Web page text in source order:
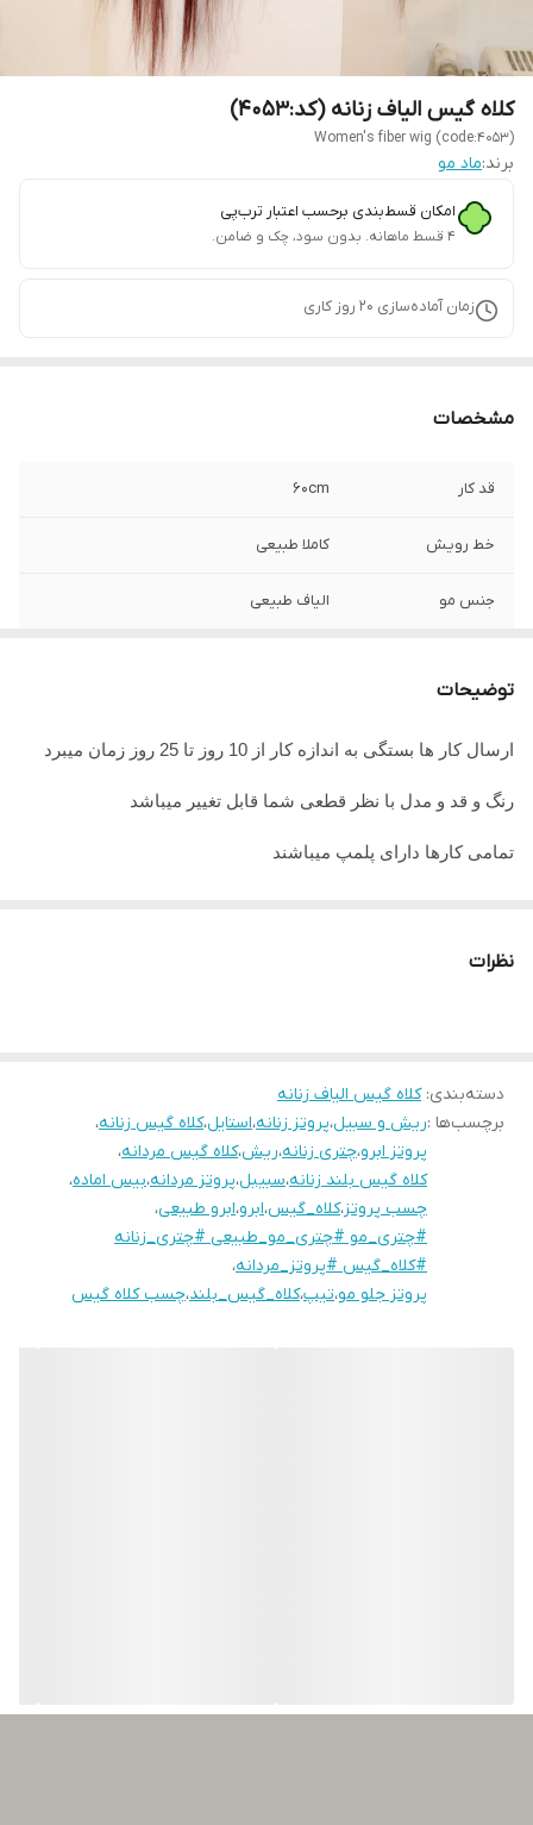
کلاه گیس الیاف زنانه (کد:4053)
Women's fiber wig (code:4053)
برند:ماد مو
امکان قسط‌بندی برحسب اعتبار ترب‌پی
۴ قسط ماهانه. بدون سود، چک و ضامن.
زمان آماده‌سازی 20 روز کاری
مشخصات
قد کار ۶۰cm
خط رویش کاملا طبیعی
جنس مو الیاف طبیعی
توضیحات
ارسال کار ها بستگی به اندازه کار از 10 روز تا 25 روز زمان میبرد
رنگ و قد و مدل با نظر قطعی شما قابل تغییر میباشد
تمامی کارها دارای پلمپ میباشند
در صورت داشتن سوال میتوانید از پشتیبان های ما راهنمایی دریافت
لطفا در گرفتن سریع کار عجله نفرمایید
نظرات
دسته‌بندی:کلاه گیس الیاف زنانه
برچسب‌ها :ریش و سبیل،پروتز زنانه،استایل،کلاه گیس زنانه،
پروتز ابرو،چتری زنانه،ریش،کلاه گیس مردانه،
کلاه گیس بلند زنانه،سبیبل،پروتز مردانه،بیس اماده،
چسب پروتز،کلاه_گیس،ابرو،ابرو طبیعی،
#چتری_مو #چتری_مو_طبیعی #چتری_زنانه
#کلاه_گیس #پروتز_مردانه،
پروتز جلو مو،تیپ،کلاه_گیس_بلند،چسب کلاه گیس